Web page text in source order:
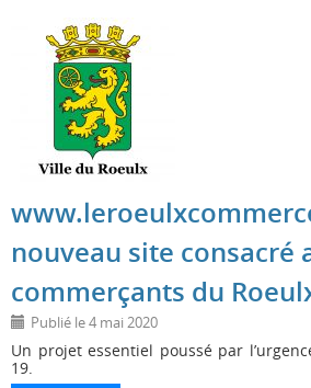
nouveau site consacré
commerçants du
4 mai 2020
Un projet essentiel poussé par
19.